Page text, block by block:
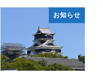
お知らせ